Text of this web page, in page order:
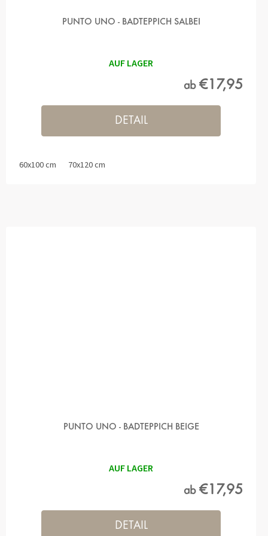
PUNTO UNO - BADTEPPICH SALBEI
AUF LAGER
ab€17,95
DETAIL
60x100 cm 70x120 cm
PUNTO UNO - BADTEPPICH BEIGE
AUF LAGER
ab€17,95
DETAIL